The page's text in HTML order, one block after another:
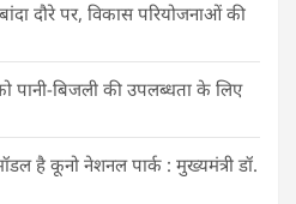
दौरे पर, विकास परियोजनाओं की
पानी-बिजली की उपलब्धता के लिए
है कूनो नेशनल पार्क : मुख्यमंत्री डॉ.